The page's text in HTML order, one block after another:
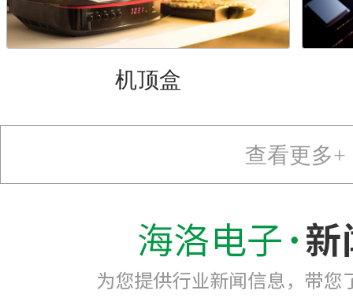
机顶盒
查看更多+